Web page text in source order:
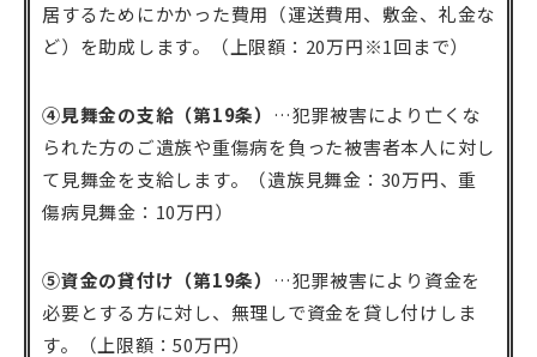
居するためにかかった費用（運送費用、敷金、礼金な
ど）を助成します。（上限額：20万円※1回まで）
④見舞金の支給（第19条） …犯罪被害により亡くな
られた方のご遺族や重傷病を負った被害者本人に対し
て見舞金を支給します。（遺族見舞金：30万円、重
傷病見舞金：10万円）
⑤資金の貸付け（第19条） …犯罪被害により資金を
必要とする方に対し、無理しで資金を貸し付けしま
す。（上限額：50万円）